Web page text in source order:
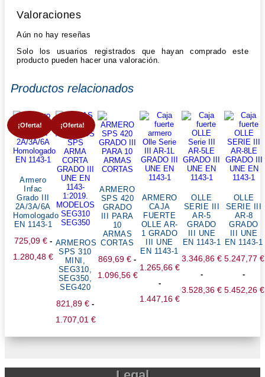
Valoraciones
Aún no hay reseñas
Solo los usuarios registrados que hayan comprado este
producto pueden hacer una valoración.
Productos relacionados
¡Oferta!
Armero
Infac
Grado III
2A/3A/6A
Homologado
EN 1143-1
725,09 € -
1.280,48€
precios:
¡Oferta!
ARMEROS
SPS 310
MINI,
SEG310,
SEG350,
SEG420
821,89€ -
1.707,01 €
ARMERO
SPS 420
GRADO
III PARA
10
ARMAS
CORTAS
869,69€ -
1.096,56 €
desde
hasta
ARMERO
CAJA
FUERTE
OLLE AR-
1 GRADO
III UNE
EN 1143-1
1.265,66€
-
1.447,16€
OLLE
SERIE III
AR-5
GRADO
III UNE
EN 1143-1
3.346,86€
-
3.528,36€
precios:
3.346,86 €
OLLE
SERIE III
AR-8
GRADO
III UNE
EN 1143-1
5.247,77 €
-
5.452,26 €